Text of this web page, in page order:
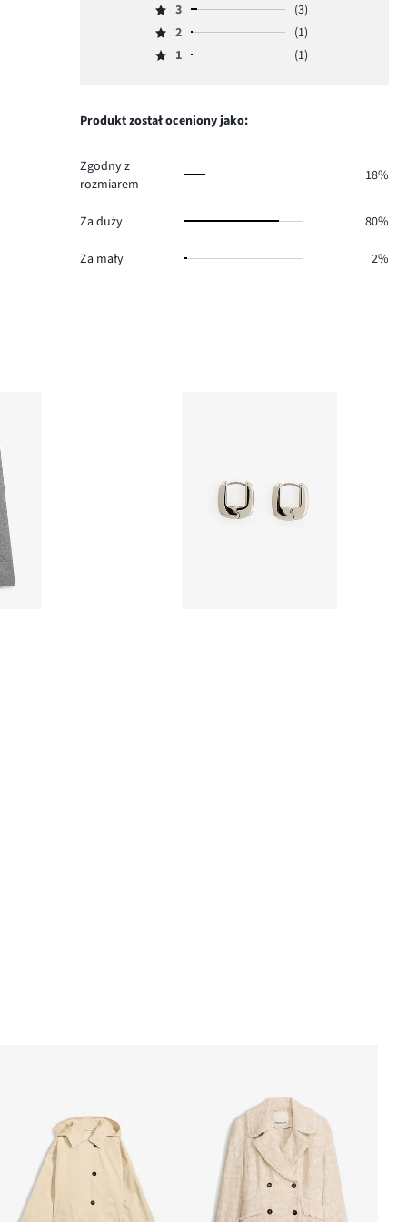
ilość
głosów
4,
ilość
głosów
Ocena
3,
ilość
3
(3)
Ocena
2,
1.
2
(1)
Ocena
głosów
1 (1)
Produkt został oceniony jako:
Zgodny z
rozmiarem
18%
Za duży 80%
Za mały 2%